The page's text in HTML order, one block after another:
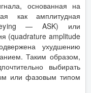
основанная на
как амплитудная
— ASK) или
(quadrature amplitude
ухудшению
Таким образом,
выбирать
или фазовым типом